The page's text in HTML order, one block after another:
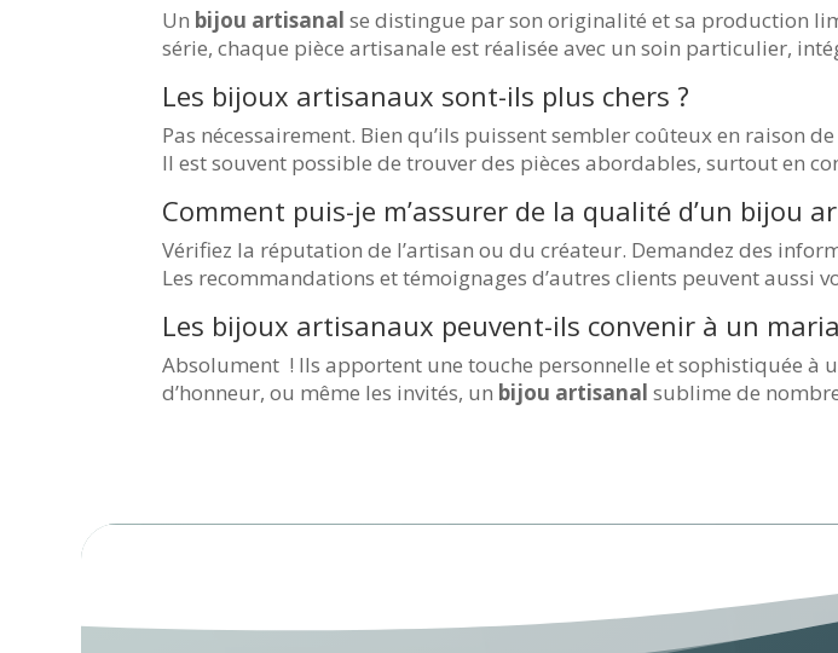
Un bijou artisanal se distingue par son originalité et sa production
série, chaque pièce artisanale est réalisée avec un soin particulier,
Les bijoux artisanaux sont-ils plus chers ?
Pas nécessairement. Bien qu’ils puissent sembler coûteux en raison
Il est souvent possible de trouver des pièces abordables, surtout en
Comment puis-je m’assurer de la qualité d’un bijou
Vérifiez la réputation de l’artisan ou du créateur. Demandez des
Les recommandations et témoignages d’autres clients peuvent aussi
Les bijoux artisanaux peuvent-ils convenir à un
Absolument ! Ils apportent une touche personnelle et sophistiquée à
d’honneur, ou même les invités, un bijou artisanal sublime de